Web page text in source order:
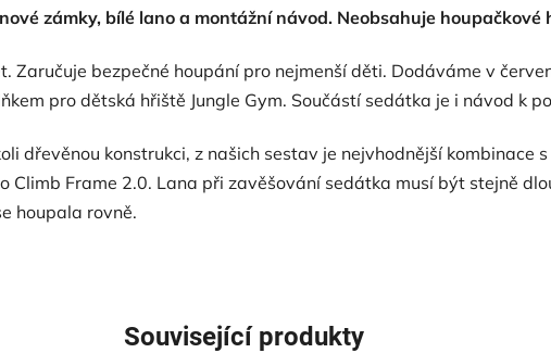
zámky, bílé lano a montážní návod. Neobsahuje houpačkové
bezpečné houpání pro nejmenší děti. Dodáváme v
pro dětská hřiště Jungle Gym. Součástí sedátka je i návod k
dřevěnou konstrukci, z našich sestav je nejvhodnější kombinace
Climb Frame 2.0. Lana při zavěšování sedátka musí být stejně
houpala rovně.
Související produkty